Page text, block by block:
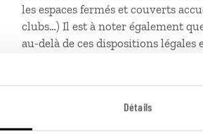
Détails
les espaces fermés et couverts
clubs…) Il est à noter également
au-delà de ces dispositions
Taxe de séjour